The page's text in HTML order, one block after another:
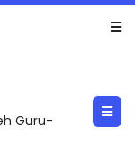
Guru-